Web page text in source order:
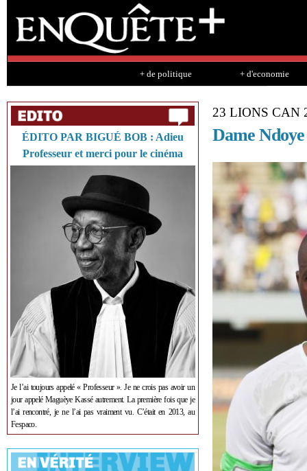
+ de politique + d'economie
ÉDITO PAR BIGUÉ BOB : Adieu
Professeur et merci pour le cinéma
Je l’ai toujours appelé « Professeur ». Je ne crois pas avoir un
jour appelé Maguèye Kassé autrement. La première fois que je
l’ai rencontré, je ne l’ai pas vraiment vu. C’était en 2013, au
Fespaco.
23 LIONS CAN
Dame